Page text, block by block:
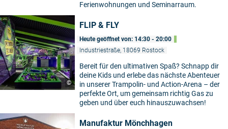
Ferienwohnungen und Seminarraum.
©
FLIP & FLY
Heute geöffnet von: 14:30 - 20:00
Industriestraße, 18069 Rostock
Bereit für den ultimativen Spaß? Schnapp dir
deine Kids und erlebe das nächste Abenteuer
in unserer Trampolin- und Action-Arena – der
perfekte Ort, um gemeinsam richtig Gas zu
geben und über euch hinauszuwachsen!
Manufaktur Mönchhagen